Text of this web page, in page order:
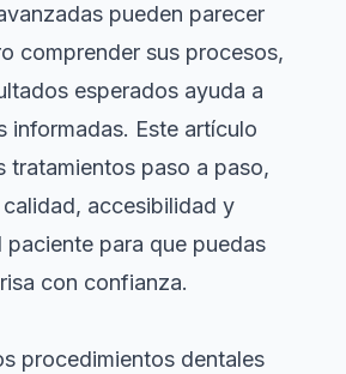
pueden parecer
comprender sus procesos,
esperados ayuda a
informadas. Este artículo
tratamientos paso a paso,
accesibilidad y
paciente para que puedas
con confianza.
procedimientos dentales